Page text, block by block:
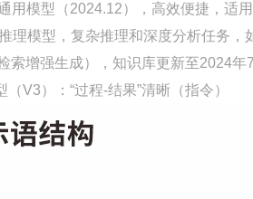
用模型（2024.12），高效便捷，适
理模型，复杂推理和深度分析任务，
索增强生成），知识库更新至2024年
（V3）：“过程-结果”清晰（指令）